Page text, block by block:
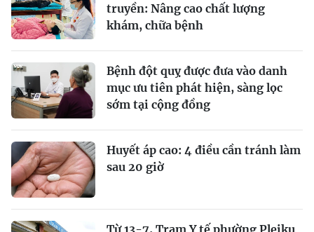
truyền: Nâng cao chất lượng
khám, chữa bệnh
Bệnh đột quỵ được đưa vào danh
mục ưu tiên phát hiện, sàng lọc
sớm tại cộng đồng
Huyết áp cao: 4 điều cần tránh làm
sau 20 giờ